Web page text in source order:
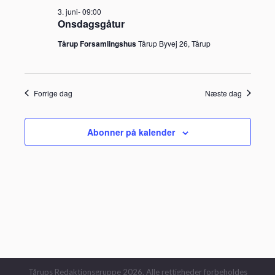
Onsdagsgåtur
3. juni- 09:00
Tårup ForsamlingshusTårup Byvej 26, Tårup
Forrige dag Næste dag
Abonner på kalender
Tårups Redaktionsgruppe 2026. Alle rettigheder forbeholdes